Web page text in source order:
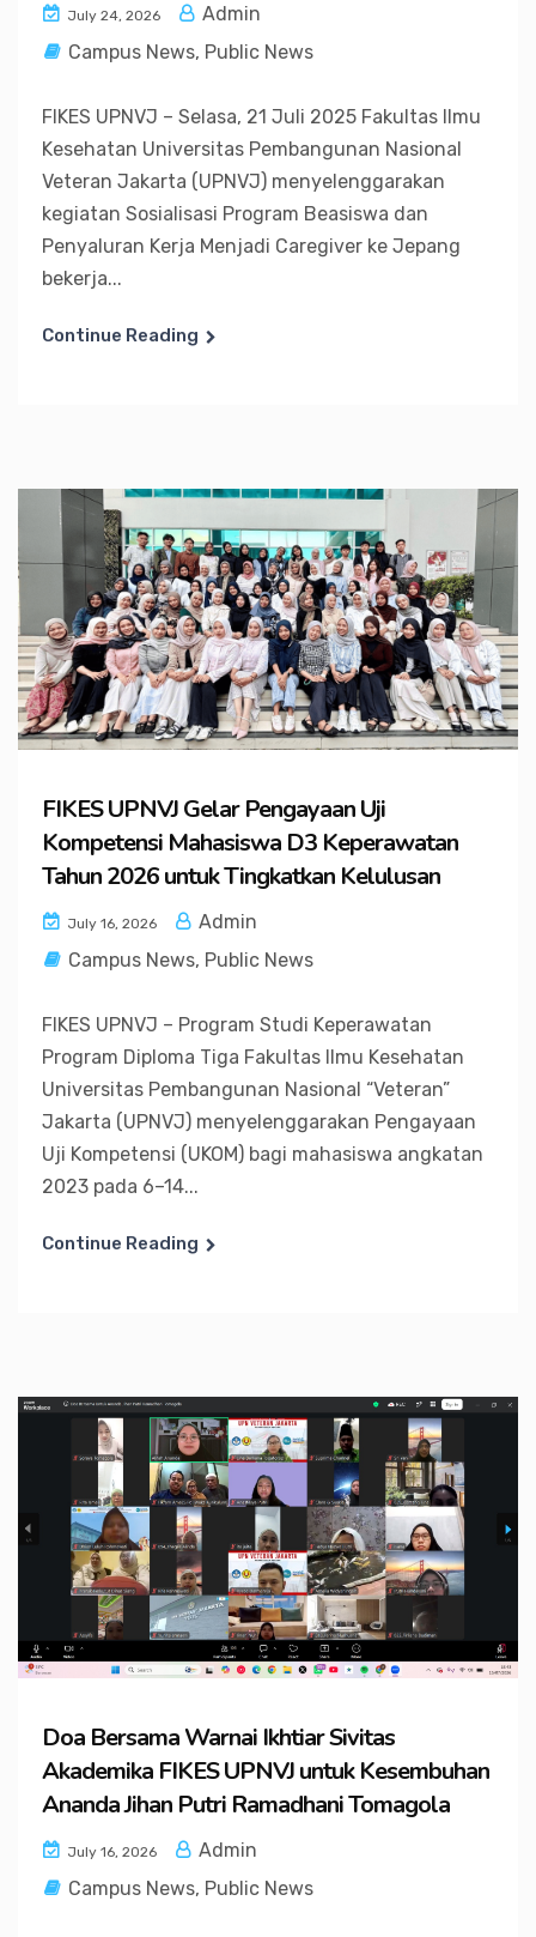
July 24, 2026
Admin
Campus News, Public News
FIKES UPNVJ – Selasa, 21 Juli 2025 Fakultas Ilmu
Kesehatan Universitas Pembangunan Nasional
Veteran Jakarta (UPNVJ) menyelenggarakan
kegiatan Sosialisasi Program Beasiswa dan
Penyaluran Kerja Menjadi Caregiver ke Jepang
bekerja...
Continue Reading
FIKES UPNVJ Gelar Pengayaan Uji
Kompetensi Mahasiswa D3 Keperawatan
Tahun 2026 untuk Tingkatkan Kelulusan
July 16, 2026
Admin
Campus News, Public News
FIKES UPNVJ – Program Studi Keperawatan
Program Diploma Tiga Fakultas Ilmu Kesehatan
Universitas Pembangunan Nasional “Veteran”
Jakarta (UPNVJ) menyelenggarakan Pengayaan
Uji Kompetensi (UKOM) bagi mahasiswa angkatan
2023 pada 6–14...
Continue Reading
Doa Bersama Warnai Ikhtiar Sivitas
Akademika FIKES UPNVJ untuk Kesembuhan
Ananda Jihan Putri Ramadhani Tomagola
July 16, 2026
Admin
Campus News, Public News